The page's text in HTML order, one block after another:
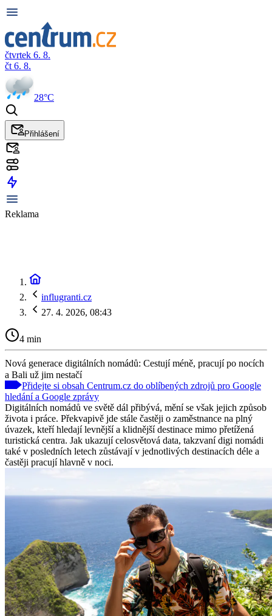
čtvrtek 6. 8.
čt 6. 8.
28°C
Přihlášení
Reklama
influgranti.cz
27. 4. 2026, 08:43
4 min
Nová generace digitálních nomádů: Cestují méně, pracují po nocích
a Bali už jim nestačí
Přidejte si obsah Centrum.cz do oblíbených zdrojů pro Google
hledání a Google zprávy
Digitálních nomádů ve světě dál přibývá, mění se však jejich způsob
života i práce. Překvapivě jde stále častěji o zaměstnance na plný
úvazek, kteří hledají levnější a klidnější destinace mimo přetížená
turistická centra. Jak ukazují celosvětová data, takzvaní digi nomádi
také v posledních letech zůstávají v jednotlivých destinacích déle a
častěji pracují hlavně v noci.